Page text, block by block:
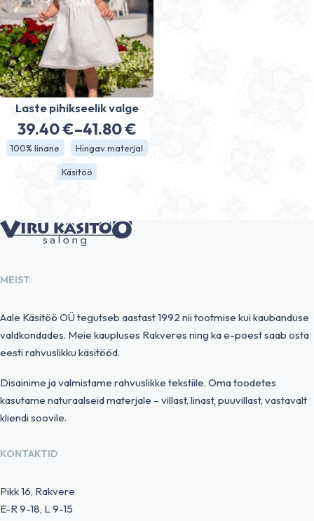
Laste pihikseelik valge
39.40€–41.80€
Hinnavahemik:
39.40 €
kuni
100% linane Hingav materjal
Käsitöö
MEIST
Aale Käsitöö OÜ tegutseb aastast 1992 nii tootmise kui kaubanduse
valdkondades. Meie kaupluses Rakveres ning ka e-poest saab osta
eesti rahvuslikku käsitööd.
Disainime ja valmistame rahvuslikke tekstiile. Oma toodetes
kasutame naturaalseid materjale – villast, linast, puuvillast, vastavalt
kliendi soovile.
KONTAKTID
Pikk 16, Rakvere
E-R 9-18, L 9-15